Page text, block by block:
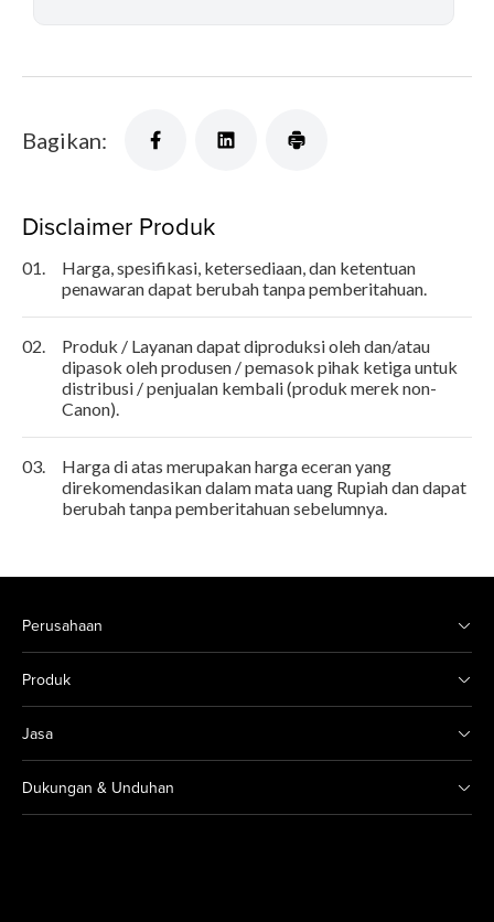
Bagikan:
Disclaimer Produk
01.
Harga, spesifikasi, ketersediaan, dan ketentuan
penawaran dapat berubah tanpa pemberitahuan.
02.
Produk / Layanan dapat diproduksi oleh dan/atau
dipasok oleh produsen / pemasok pihak ketiga untuk
distribusi / penjualan kembali (produk merek non-
Canon).
03.
Harga di atas merupakan harga eceran yang
direkomendasikan dalam mata uang Rupiah dan dapat
berubah tanpa pemberitahuan sebelumnya.
Perusahaan
Produk
Jasa
Dukungan & Unduhan